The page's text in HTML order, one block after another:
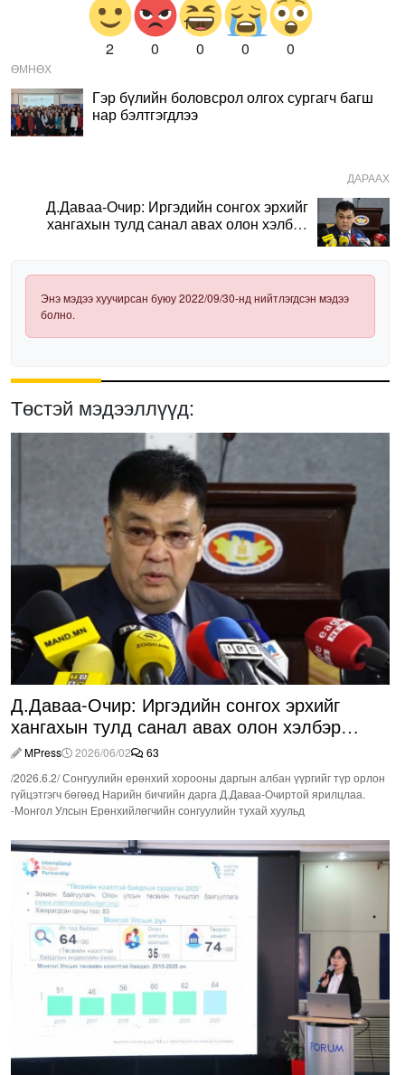
2 0 0 0 0
ӨМНӨХ
Гэр бүлийн боловсрол олгох сургагч багш
нар бэлтгэгдлээ
ДАРААХ
Д.Даваа-Очир: Иргэдийн сонгох эрхийг
хангахын тулд санал авах олон хэлбэр
Энэ мэдээ хуучирсан буюу 2022/09/30-нд нийтлэгдсэн мэдээ
болно.
Төстэй мэдээллүүд:
Д.Даваа-Очир: Иргэдийн сонгох эрхийг
хангахын тулд санал авах олон хэлбэр
нэвтрүүлэх шаардлагатай
MPress 2026/06/02
63
/2026.6.2/ Сонгуулийн ерөнхий хорооны даргын албан үүргийг түр орлон
гүйцэтгэгч бөгөөд Нарийн бичгийн дарга Д.Даваа-Очиртой ярилцлаа.
-Монгол Улсын Ерөнхийлөгчийн сонгуулийн тухай хуульд